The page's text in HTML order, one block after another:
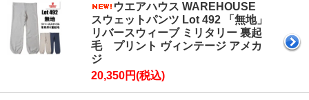
ウエアハウス WAREHOUSE
スウェットパンツ Lot 492 「無地」
リバースウィーブ ミリタリー 裏起
毛 プリント ヴィンテージ アメカ
ジ
20,350円(税込)